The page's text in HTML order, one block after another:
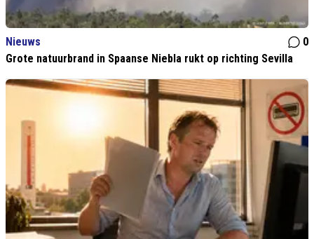
Nieuws
0
Grote natuurbrand in Spaanse Niebla rukt op richting Sevilla